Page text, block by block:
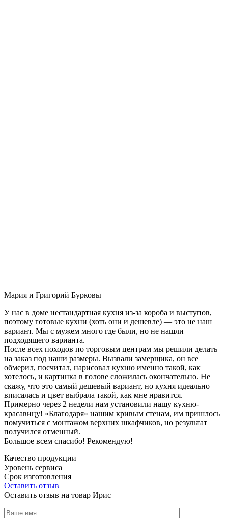
Мария и Григорий Бурковы
У нас в доме нестандартная кухня из-за короба и выступов,
поэтому готовые кухни (хоть они и дешевле) — это не наш
вариант. Мы с мужем много где были, но не нашли
подходящего варианта.
После всех походов по торговым центрам мы решили делать
на заказ под наши размеры. Вызвали замерщика, он все
обмерил, посчитал, нарисовал кухню именно такой, как
хотелось, и картинка в голове сложилась окончательно. Не
скажу, что это самый дешевый вариант, но кухня идеально
вписалась и цвет выбрала такой, как мне нравится.
Примерно через 2 недели нам установили нашу кухню-
красавицу! «Благодаря» нашим кривым стенам, им пришлось
помучиться с монтажом верхних шкафчиков, но результат
получился отменный.
Большое всем спасибо! Рекомендую!
Качество продукции
Уровень сервиса
Срок изготовления
Оставить отзыв
Оставить отзыв на товар Ирис